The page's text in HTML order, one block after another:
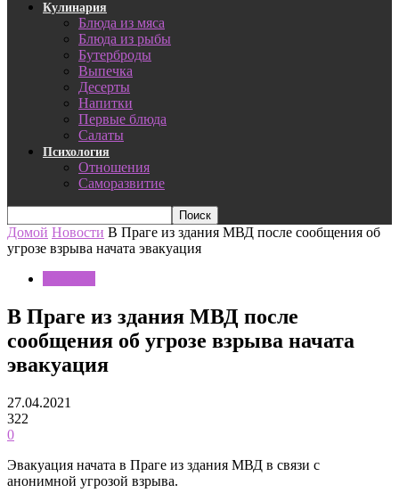
Кулинария
Блюда из мяса
Блюда из рыбы
Бутерброды
Выпечка
Десерты
Напитки
Первые блюда
Салаты
Психология
Отношения
Саморазвитие
Домой Новости В Праге из здания МВД после сообщения об
угрозе взрыва начата эвакуация
В Праге из здания МВД после
сообщения об угрозе взрыва начата
эвакуация
27.04.2021
322
0
Эвакуация начата в Праге из здания МВД в связи с
анонимной угрозой взрыва.